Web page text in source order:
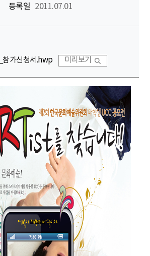
등록일 2011.07.01
참가신청서.hwp 미리보기